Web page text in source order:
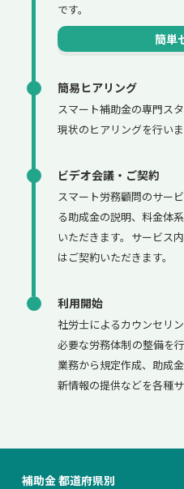
です。
簡単
簡易ヒアリング
スマート補助金の専門ス
現状のヒアリングを行いま
ビデオ会議・ご契約
スマート労務顧問のサー
る助成金の説明、料金体
いただきます。サービス
はご契約いただきます。
利用開始
社労士によるカウンセリ
必要な労務体制の整備を
業務から規定作成、助成
新情報の提供などを各種
補助金 都道府県別